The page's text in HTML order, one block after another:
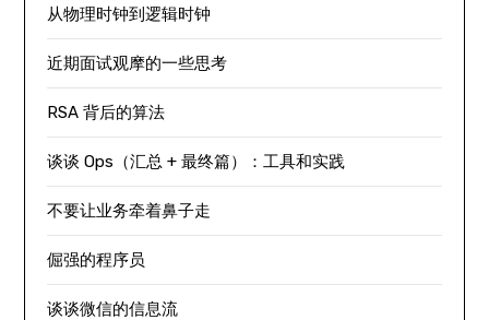
从物理时钟到逻辑时钟
近期面试观摩的一些思考
RSA 背后的算法
谈谈 Ops（汇总 + 最终篇）：工具和实践
不要让业务牵着鼻子走
倔强的程序员
谈谈微信的信息流